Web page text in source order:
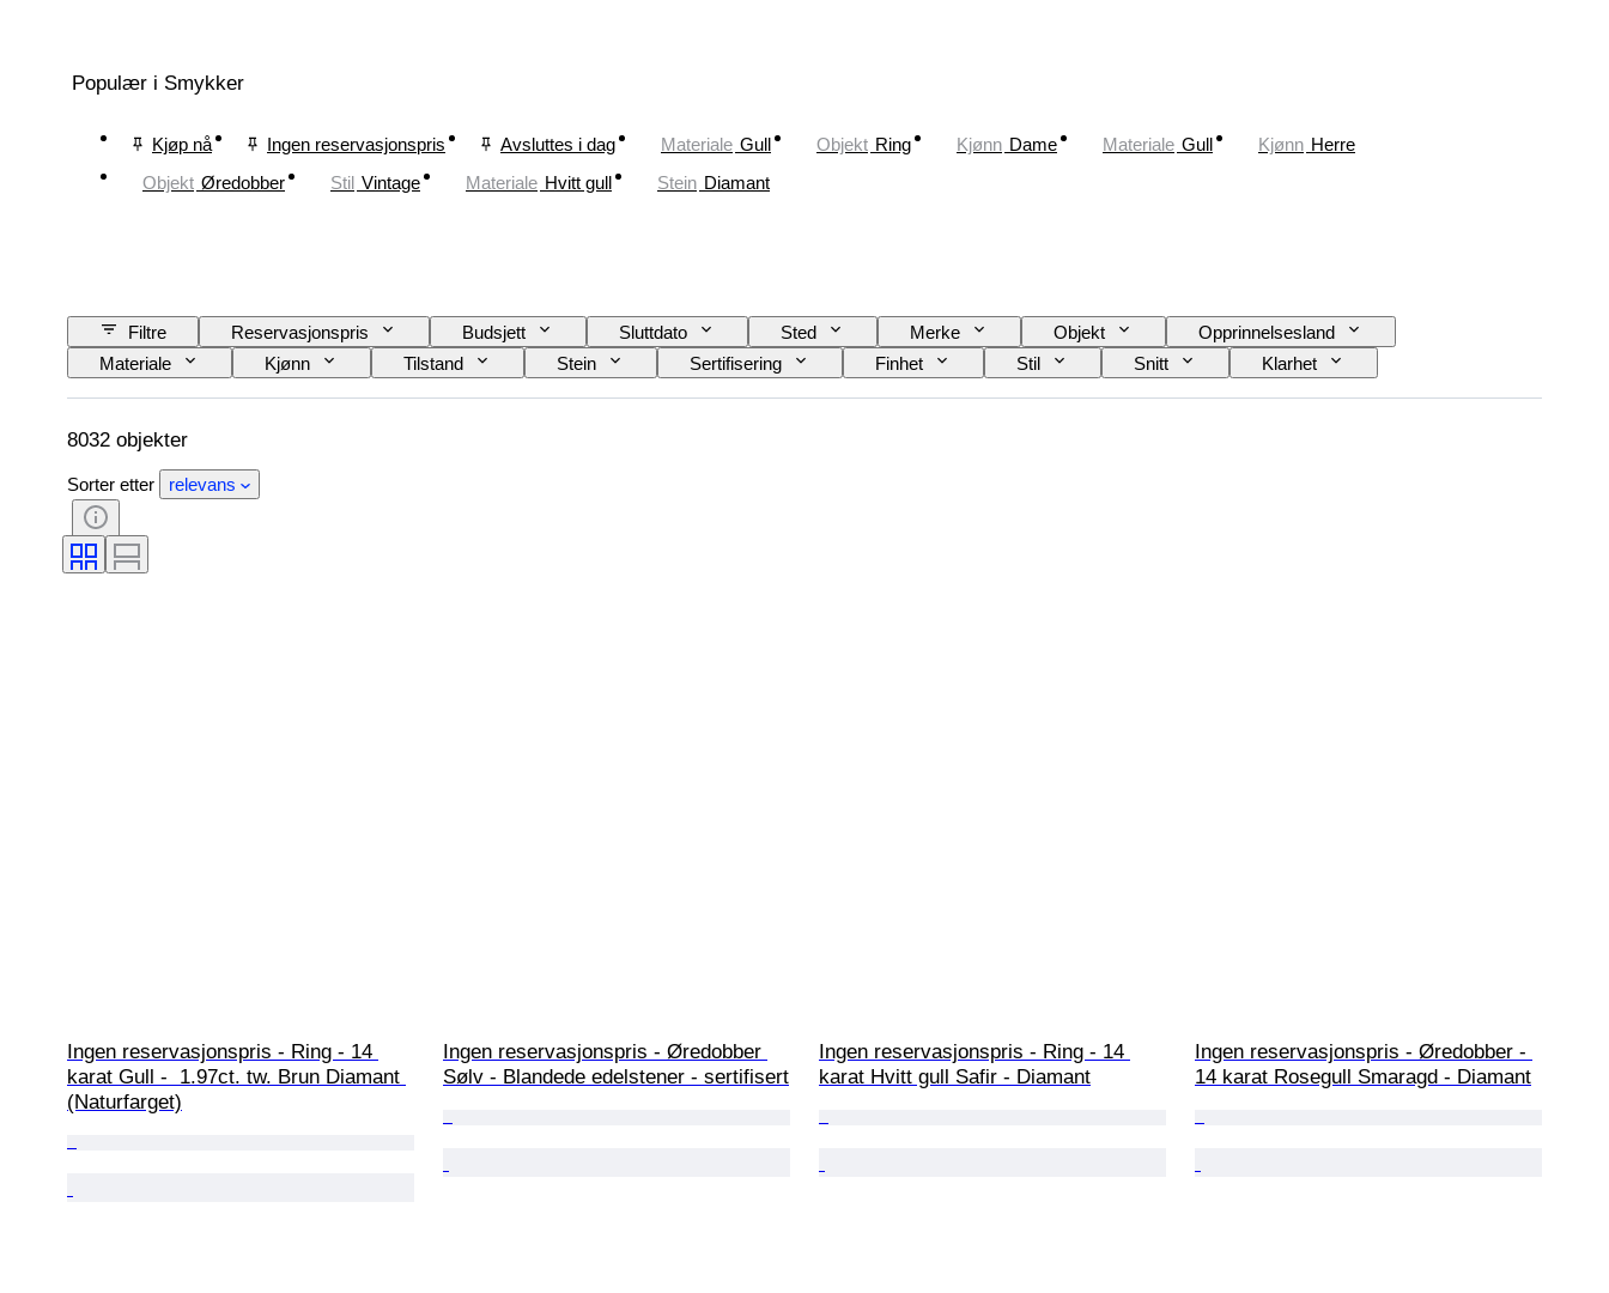
Populær i Smykker
Kjøp nå Ingen reservasjonspris Avsluttes i dag Materiale Gull Objekt Ring Kjønn Dame Materiale Gull Kjønn Herre
Objekt Øredobber Stil Vintage Materiale Hvitt gull Stein Diamant
Filtre Reservasjonspris Budsjett Sluttdato Sted Merke Objekt
Opprinnelsesland
Materiale
Kjønn Tilstand Stein Sertifisering Finhet Stil Snitt
Klarhet
Fargeklasse
Eksakt farge Produktstørrelse Edelsten transparent Behandling Diamant type
Perleglans
8032 objekter
Sorter etter relevans
Ingen reservasjonspris - Ring - 14
karat Gull -  1.97ct. tw. Brun Diamant
(Naturfarget)
Ingen reservasjonspris - Øredobber
Sølv - Blandede edelstener - sertifisert
Ingen reservasjonspris - Ring - 14
karat Hvitt gull Safir - Diamant
Ingen reservasjonspris - Øredobber -
14 karat Rosegull Smaragd - Diamant